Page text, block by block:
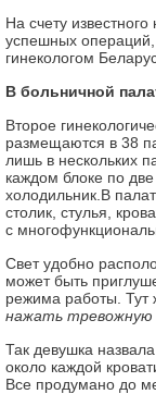
На счету
успешных
гинекологом
В больничной
Второе
размещаются в 38
лишь в нескольких
каждом блоке по
холодильник.В
столик, стулья,
с
Свет удобно
может быть
режима работы. Тут
нажать тревожную
Так девушка
около каждой
Все продумано до